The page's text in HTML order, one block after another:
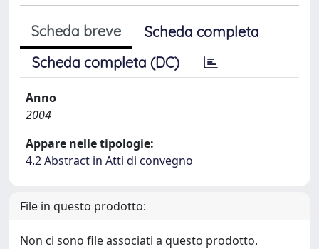
Scheda breve
Scheda completa
Scheda completa (DC)
Anno
2004
Appare nelle tipologie:
4.2 Abstract in Atti di convegno
File in questo prodotto:
Non ci sono file associati a questo prodotto.